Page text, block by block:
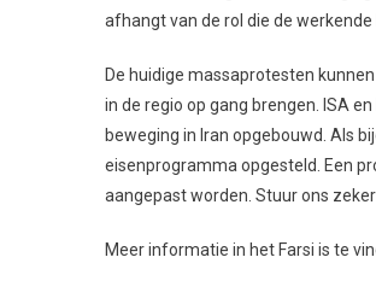
afhangt van de rol die de werkende
De huidige massaprotesten
in de regio op gang brengen. ISA
beweging in Iran opgebouwd. Als
eisenprogramma opgesteld. Een
aangepast worden. Stuur ons
Meer informatie in het Farsi is te